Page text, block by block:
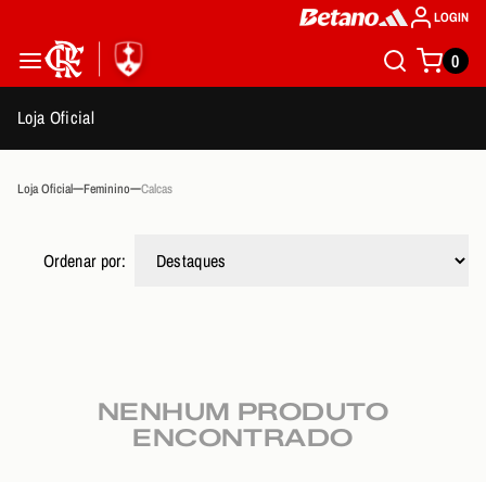
LOGIN
0
Loja Oficial
Loja Oficial Feminino Calcas
Ordenar por:
NENHUM PRODUTO
ENCONTRADO